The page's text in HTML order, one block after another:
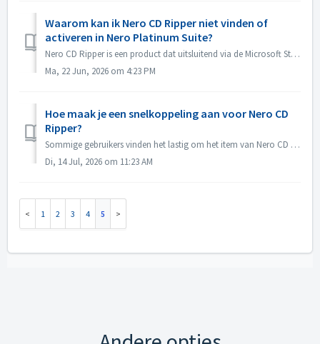
Waarom kan ik Nero CD Ripper niet vinden of
activeren in Nero Platinum Suite?
Nero CD Ripper is een product dat uitsluitend via de Microsoft Store (https://apps.microsoft.com/detail/9NSNQ0CPD06G) wordt aangeboden en is niet inbegrepen...
Ma, 22 Jun, 2026 om 4:23 PM
Hoe maak je een snelkoppeling aan voor Nero CD
Ripper?
Sommige gebruikers vinden het lastig om het item van Nero CD Ripper te vinden en moeten elke keer naar de Microsoft Store gaan om het programma te openen. ...
Di, 14 Jul, 2026 om 11:23 AM
1 2 3 4 5